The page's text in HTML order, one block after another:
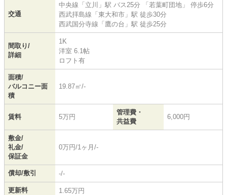
交通
中央線 「立川 」駅 バス25分 「若葉町団地」 停歩6分
西武拝島線 「東大和市 」駅 徒歩30分
西武国分寺線 「鷹の台 」駅 徒歩25分
間取り/
詳細
1K
洋室 6.1帖
ロフト有
面積/
バルコニー面
積
19.87㎡/-
賃料 5万円
管理費・
共益費
6,000円
敷金/
礼金/
保証金
0万円/1ヶ月/-
償却/敷引 -/-
更新料 1.65万円